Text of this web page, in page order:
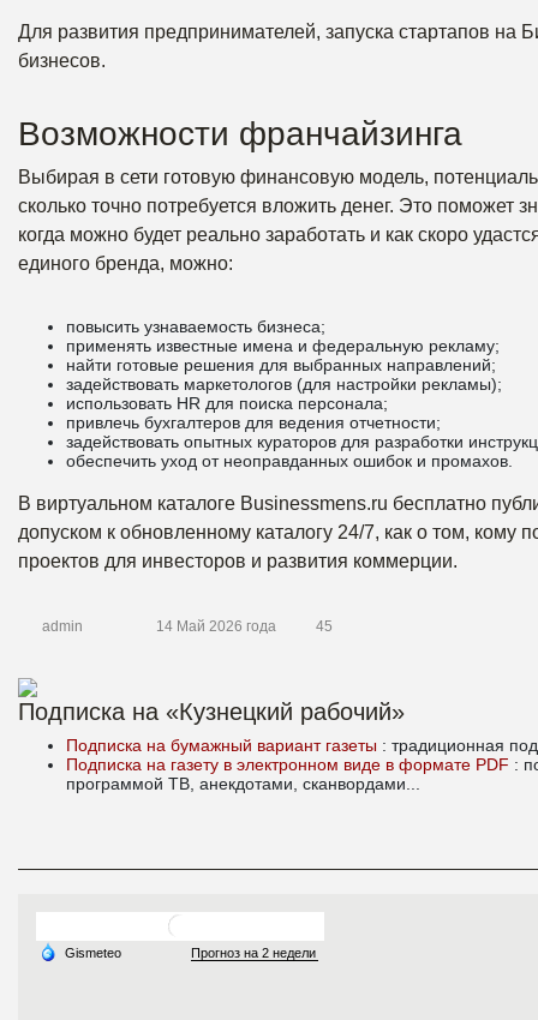
Для развития предпринимателей, запуска стартапов
бизнесов.
Возможности франчайзинга
Выбирая в сети готовую финансовую модель,
сколько точно потребуется вложить денег. Это поможет
когда можно будет реально заработать и как скоро
единого бренда, можно:
повысить узнаваемость бизнеса;
применять известные имена и федеральную рекламу;
найти готовые решения для выбранных направлений;
задействовать маркетологов (для настройки рекламы);
использовать HR для поиска персонала;
привлечь бухгалтеров для ведения отчетности;
задействовать опытных кураторов для разработки
обеспечить уход от неоправданных ошибок и промахов.
В виртуальном каталоге Businessmens.ru бесплатно
допуском к обновленному каталогу 24/7, как о том,
проектов для инвесторов и развития коммерции.
admin 14 Май 2026 года 45
Подписка на «Кузнецкий рабочий»
Подписка на бумажный вариант газеты : традиционная
Подписка на газету в электронном виде в формате PDF :
программой ТВ, анекдотами, сканвордами...